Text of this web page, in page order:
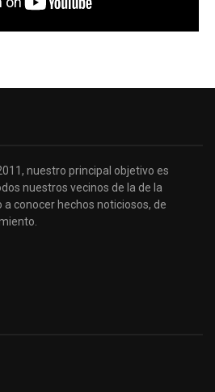
nuestro principal objetivo es
nuestros vecinos de la de la
a conocer hechos noticiosos, de